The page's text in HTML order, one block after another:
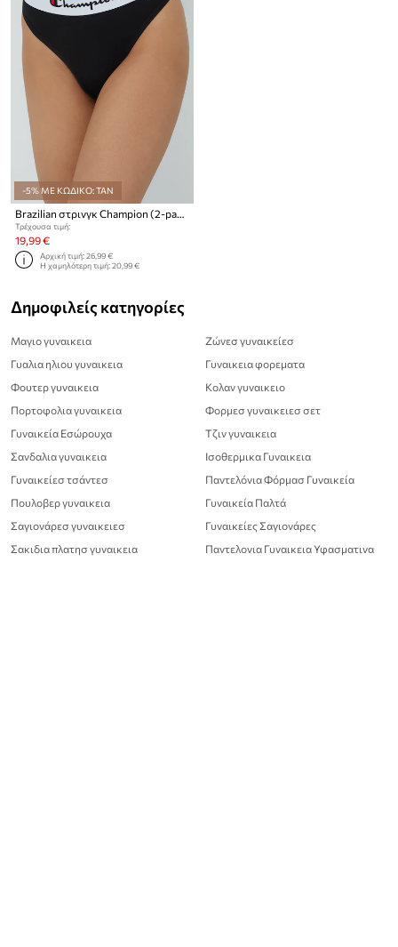
-5% ΜΕ ΚΩΔΙΚΟ: TAN
Τρέχουσα τιμή:
19,99 €
Αρχική τιμή:26,99 €
Η χαμηλότερη τιμή:20,99 €
Δημοφιλείς κατηγορίες
Μαγιο γυναικεια
Γυαλια ηλιου γυναικεια
Φουτερ γυναικεια
Πορτοφολια γυναικεια
Γυναικεία Εσώρουχα
Σανδαλια γυναικεια
Γυναικείεσ τσάντεσ
Πουλοβερ γυναικεια
Σαγιονάρεσ γυναικειεσ
Σακιδια πλατησ γυναικεια
Ζώνεσ γυναικείεσ
Γυναικεια φορεματα
Κολαν γυναικειο
Φορμεσ γυναικειεσ σετ
Τζιν γυναικεια
Ισοθερμικα Γυναικεια
Παντελόνια Φόρμασ Γυναικεία
Γυναικεία Παλτά
Γυναικείες Σαγιονάρες
Παντελονια Γυναικεια Υφασματινα